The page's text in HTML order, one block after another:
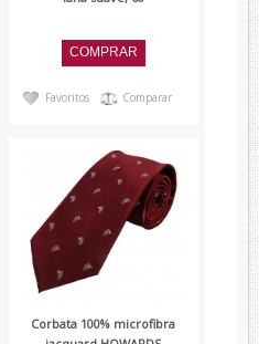
Favoritos Comparar
Corbata 100% microfibra